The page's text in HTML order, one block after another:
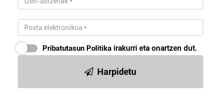
Pribatutasun Politika irakurri eta onartzen dut.
Harpidetu